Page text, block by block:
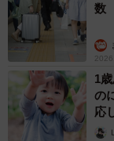
数
1
の
応
出